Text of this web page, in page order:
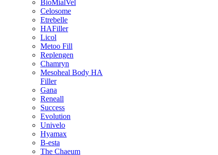
BioMialVel
Celosome
Etrebelle
HAFiller
Licol
Metoo Fill
Replengen
Chamryn
Mesoheal Body HA
Filler
Gana
Reneall
Success
Evolution
Univelo
Hyamax
B-esta
The Chaeum